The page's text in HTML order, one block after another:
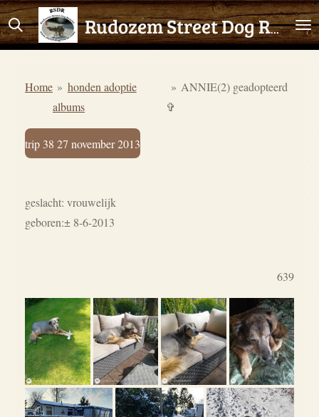
Ga
direct
hoofdinhoud
Rudozem Street Dog Rescue
Home » honden adoptie
albums
» ANNIE(2) geadopteerd
✞
trip 38 27 november 2013
geslacht: vrouwelijk
geboren:± 8-6-2013
639